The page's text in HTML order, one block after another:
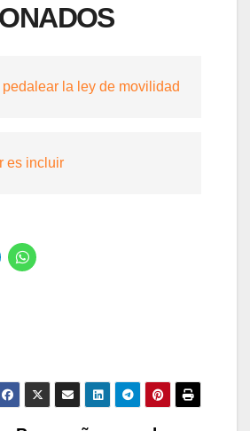
pedalear la ley de movilidad
es incluir